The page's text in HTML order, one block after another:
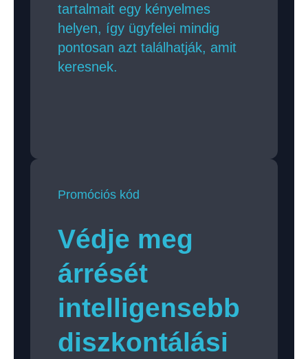
tartalmait egy kényelmes
helyen, így ügyfelei mindig
pontosan azt találhatják, amit
keresnek.
Promóciós kód
Védje meg
árrését
intelligensebb
diszkontálási